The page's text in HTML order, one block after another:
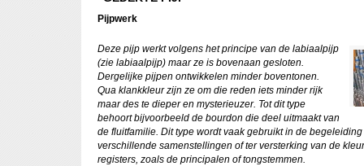
Pijpwerk
Deze pijp werkt volgens het principe van de labiaalpijp
(zie labiaalpijp) maar ze is bovenaan gesloten.
Dergelijke pijpen ontwikkelen minder boventonen.
Qua klankkleur zijn ze om die reden iets minder rijk
maar des te dieper en mysterieuzer. Tot dit type
behoort bijvoorbeeld de bourdon die deel uitmaakt van
de fluitfamilie. Dit type wordt vaak gebruikt in de
verschillende samenstellingen of ter versterking van de
registers, zoals de principalen of tongstemmen.